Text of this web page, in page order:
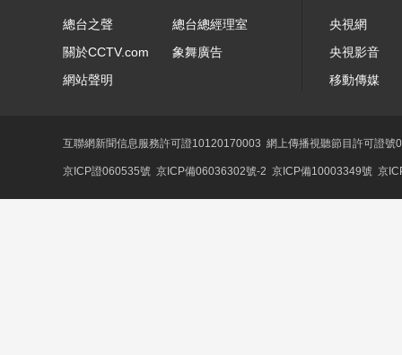
總台之聲
總台總經理室
關於CCTV.com
象舞廣告
網站聲明
央視網
央視影音
移動傳媒
互聯網新聞信息服務許可證10120170003 網上傳播視聽節目許可證
京ICP證060535號 京ICP備06036302號-2 京ICP備10003349號 京